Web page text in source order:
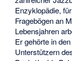
Enzyklopädie,
Fragebögen an
Lebensjahren
Er gehörte in
Unterstützern